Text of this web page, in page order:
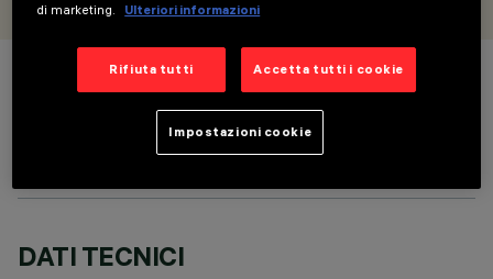
COLORE
DATI TECNICI
di marketing.
Ulteriori informazioni
Rifiuta tutti Accetta tutti i cookie
Impostazioni cookie